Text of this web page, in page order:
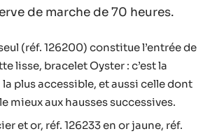
de marche de 70 heures.
(réf. 126200) constitue l’entrée de
lisse, bracelet Oyster : c’est la
plus accessible, et aussi celle dont
mieux aux hausses successives.
et or, réf. 126233 en or jaune, réf.